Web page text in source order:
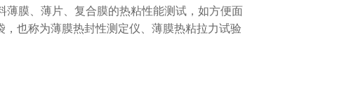
薄膜、薄片、复合膜的热粘性能测试，如方便面
也称为薄膜热封性测定仪、薄膜热粘拉力试验